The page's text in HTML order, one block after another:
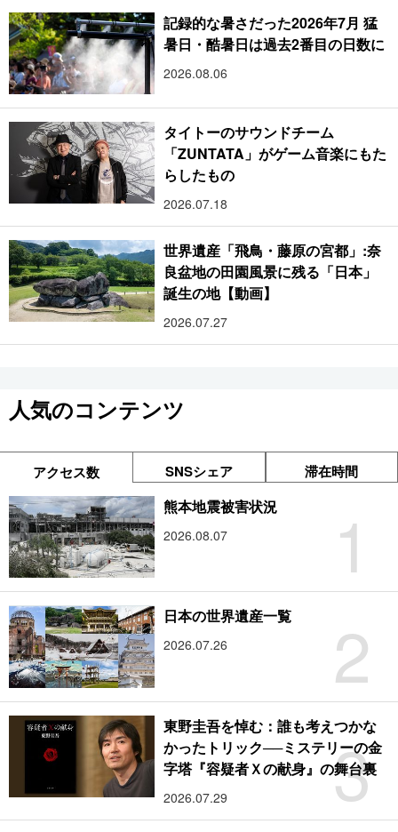
記録的な暑さだった2026年7月 猛
暑日・酷暑日は過去2番目の日数に
2026.08.06
タイトーのサウンドチーム
「ZUNTATA」がゲーム音楽にもた
らしたもの
2026.07.18
世界遺産「飛鳥・藤原の宮都」:奈
良盆地の田園風景に残る「日本」
誕生の地【動画】
2026.07.27
人気のコンテンツ
アクセス数 SNSシェア 滞在時間
1
熊本地震被害状況
2026.08.07
2
日本の世界遺産一覧
2026.07.26
3
東野圭吾を悼む：誰も考えつかな
かったトリック──ミステリーの金
字塔『容疑者Ｘの献身』の舞台裏
2026.07.29